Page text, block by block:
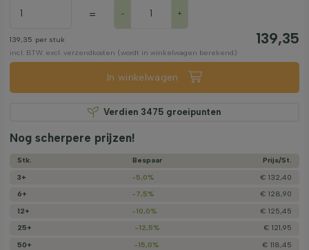
= - +
139,35 per stuk 139,35
incl. BTW. excl. verzendkosten (wordt in winkelwagen berekend)
In winkelwagen
Verdien 3475 groeipunten
Nog scherpere prijzen!
Stk. Bespaar
Prijs/­St.
3+
-5,0%
€ 132,40
6+
-7,5%
€ 128,90
12+
-10,0%
€ 125,45
25+
-12,5%
€ 121,95
50+
-15,0% € 118,45